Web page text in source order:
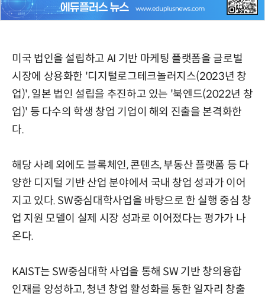
미국 법인을 설립하고 AI 기반 마케팅 플랫폼을 글로벌
시장에 상용화한 '디지털로그테크놀러지스(2023년 창
업)', 일본 법인 설립을 추진하고 있는 '북엔드(2022년 창
업)' 등 다수의 학생 창업 기업이 해외 진출을 본격화한
다.
해당 사례 외에도 블록체인, 콘텐츠, 부동산 플랫폼 등 다
양한 디지털 기반 산업 분야에서 국내 창업 성과가 이어
지고 있다. SW중심대학사업을 바탕으로 한 실행 중심 창
업 지원 모델이 실제 시장 성과로 이어졌다는 평가가 나
온다.
KAIST는 SW중심대학 사업을 통해 SW 기반 창의융합
인재를 양성하고, 청년 창업 활성화를 통한 일자리 창출